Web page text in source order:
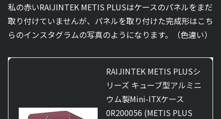
私の赤いRAIJINTEK METIS PLUSはケースのパネルをまだ
取り付けていませんが、パネルを取り付けた完成形はこち
らのインスタグラムの写真のようになります。（色違い）
RAIJINTEK METIS PLUSシ
リーズ キューブ型アルミニ
ウム製Mini-ITXケース
0R200056 (METIS PLUS